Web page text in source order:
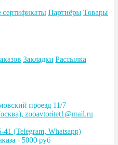
Партнёры Товары
Закладки Рассылка
проезд 11/7
zooavtoritet1@mail.ru
(Telegram, Whatsapp)
- 5000 руб